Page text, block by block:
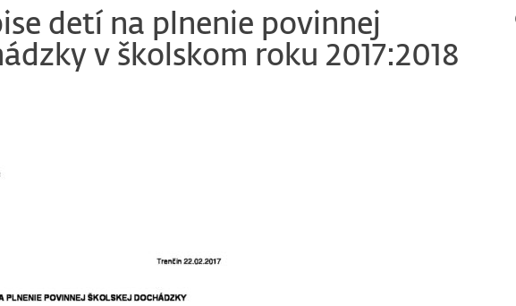
detí na plnenie povinnej
v školskom roku 2017:2018